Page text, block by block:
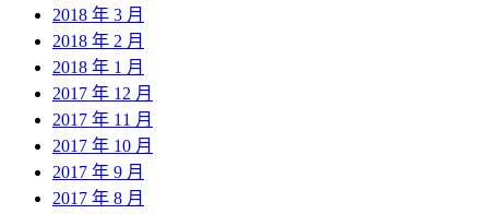
2018 年 3 月
2018 年 2 月
2018 年 1 月
2017 年 12 月
2017 年 11 月
2017 年 10 月
2017 年 9 月
2017 年 8 月